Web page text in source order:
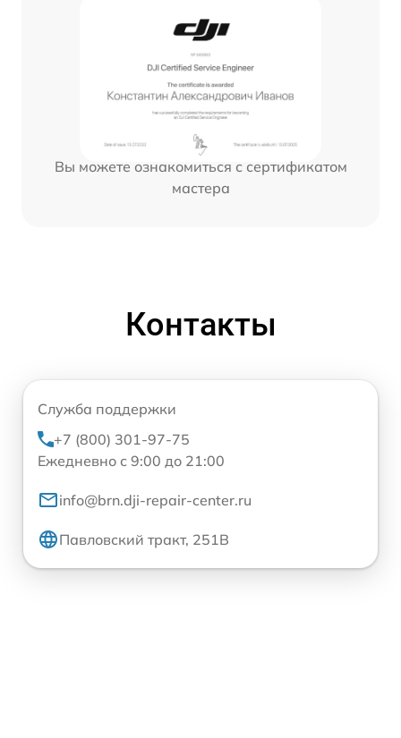
Вы можете ознакомиться с сертификатом
мастера
Контакты
Служба поддержки
+7 (800) 301-97-75
Ежедневно с 9:00 до 21:00
info@brn.dji-repair-center.ru
Павловский тракт, 251В